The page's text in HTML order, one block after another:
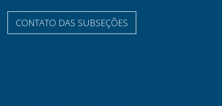
CONTATO DAS SUBSEÇÕES